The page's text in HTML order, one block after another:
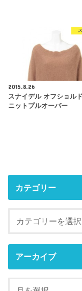
2015.8.26
スナイデル オフショル
ニットプルオーバー
カテゴリー
アーカイブ